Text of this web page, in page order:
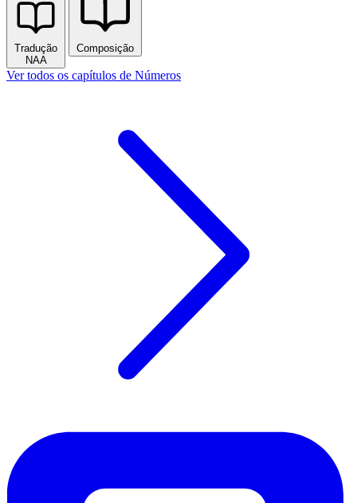
Tradução
NAA
Composição
Ver todos os capítulos de Números